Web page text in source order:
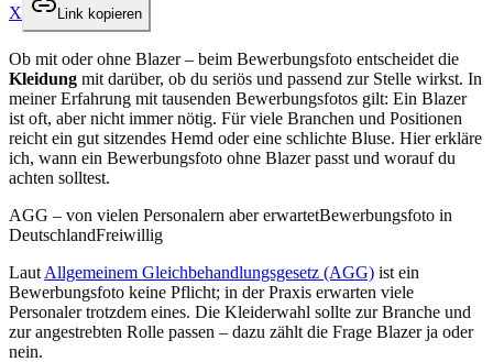
X Link kopieren
Ob mit oder ohne Blazer – beim Bewerbungsfoto entscheidet die
Kleidung mit darüber, ob du seriös und passend zur Stelle wirkst. In
meiner Erfahrung mit tausenden Bewerbungsfotos gilt: Ein Blazer
ist oft, aber nicht immer nötig. Für viele Branchen und Positionen
reicht ein gut sitzendes Hemd oder eine schlichte Bluse. Hier erkläre
ich, wann ein Bewerbungsfoto ohne Blazer passt und worauf du
achten solltest.
AGG – von vielen Personalern aber erwartetBewerbungsfoto in
DeutschlandFreiwillig
Laut Allgemeinem Gleichbehandlungsgesetz (AGG) ist ein
Bewerbungsfoto keine Pflicht; in der Praxis erwarten viele
Personaler trotzdem eines. Die Kleiderwahl sollte zur Branche und
zur angestrebten Rolle passen – dazu zählt die Frage Blazer ja oder
nein.